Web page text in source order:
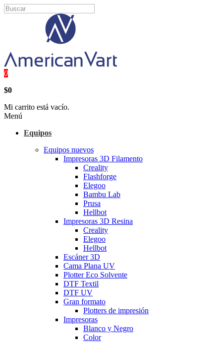
0
$0
Mi carrito está vacío.
Menú
Equipos
Equipos nuevos
Impresoras 3D Filamento
Creality
Flashforge
Elegoo
Bambu Lab
Prusa
Hellbot
Impresoras 3D Resina
Creality
Elegoo
Hellbot
Escáner 3D
Cama Plana UV
Plotter Eco Solvente
DTF Textil
DTF UV
Gran formato
Plotters de impresión
Impresoras
Blanco y Negro
Color